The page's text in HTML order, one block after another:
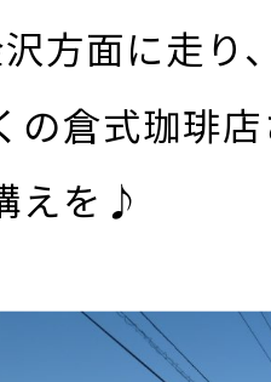
方面に走り
の倉式珈琲
えを♪